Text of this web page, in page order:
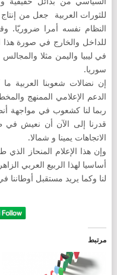
للثورات العربية جعل من
النظام نفسه أمرا ضروريّا.
للداخل والخارج في صورة هذا
في ليبيا واليمن مثلا
سوريا.
إن نضالات شعوبنا العربية
الدعم الإعلامي الممنهج
ربما لنا كشعوب في مواجهة
قدرنا إلى الآن أن نعيش في
الاتجاهات يمينا و شمالا.
وإن هذا الإعلام المنحاز
أساسيا لهذا الربيع العربي
لنا وكما يريد مستقبل أوطاننا
مرتبط